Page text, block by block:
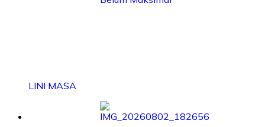
LINI MASA